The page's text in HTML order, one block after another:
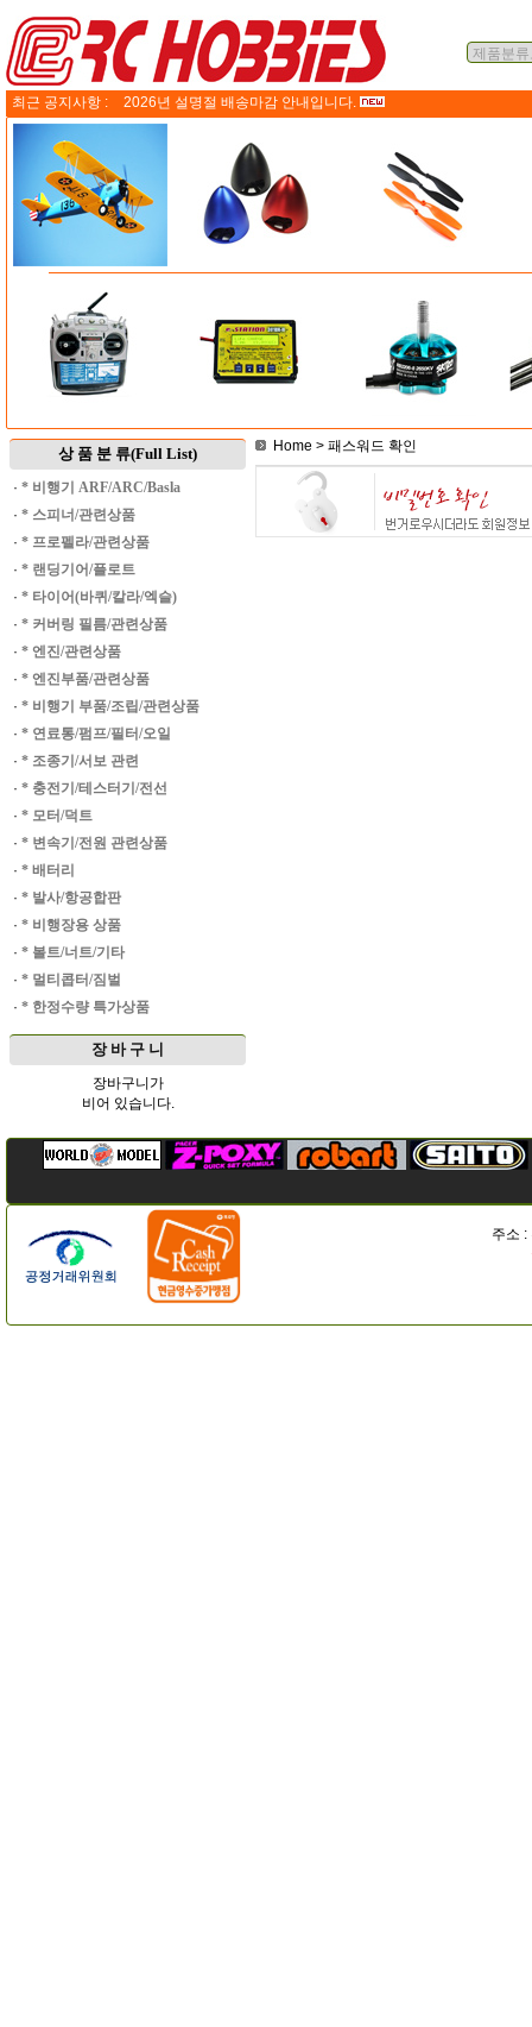
최근 공지사항 : 2026년 설명절 배송마감 안내입니다.
상 품 분 류(Full List)
· * 비행기 ARF/ARC/Basla
· * 스피너/관련상품
· * 프로펠라/관련상품
· * 랜딩기어/플로트
· * 타이어(바퀴/칼라/엑슬)
· * 커버링 필름/관련상품
· * 엔진/관련상품
· * 엔진부품/관련상품
· * 비행기 부품/조립/관련상품
· * 연료통/펌프/필터/오일
· * 조종기/서보 관련
· * 충전기/테스터기/전선
· * 모터/덕트
· * 변속기/전원 관련상품
· * 배터리
· * 발사/항공합판
· * 비행장용 상품
· * 볼트/너트/기타
· * 멀티콥터/짐벌
· * 한정수량 특가상품
장 바 구 니
장바구니가
비어 있습니다.
Home > 패스워드 확인
주소